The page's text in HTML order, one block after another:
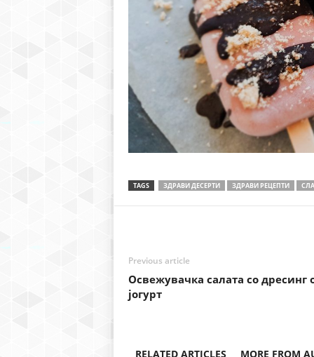
TAGS ЗДРАВИ ДЕСЕРТИ ЗДРАВИ РЕЦЕПТИ
Previous article
Освежувачка салата со дресинг
јогурт
RELATED ARTICLES MORE FROM